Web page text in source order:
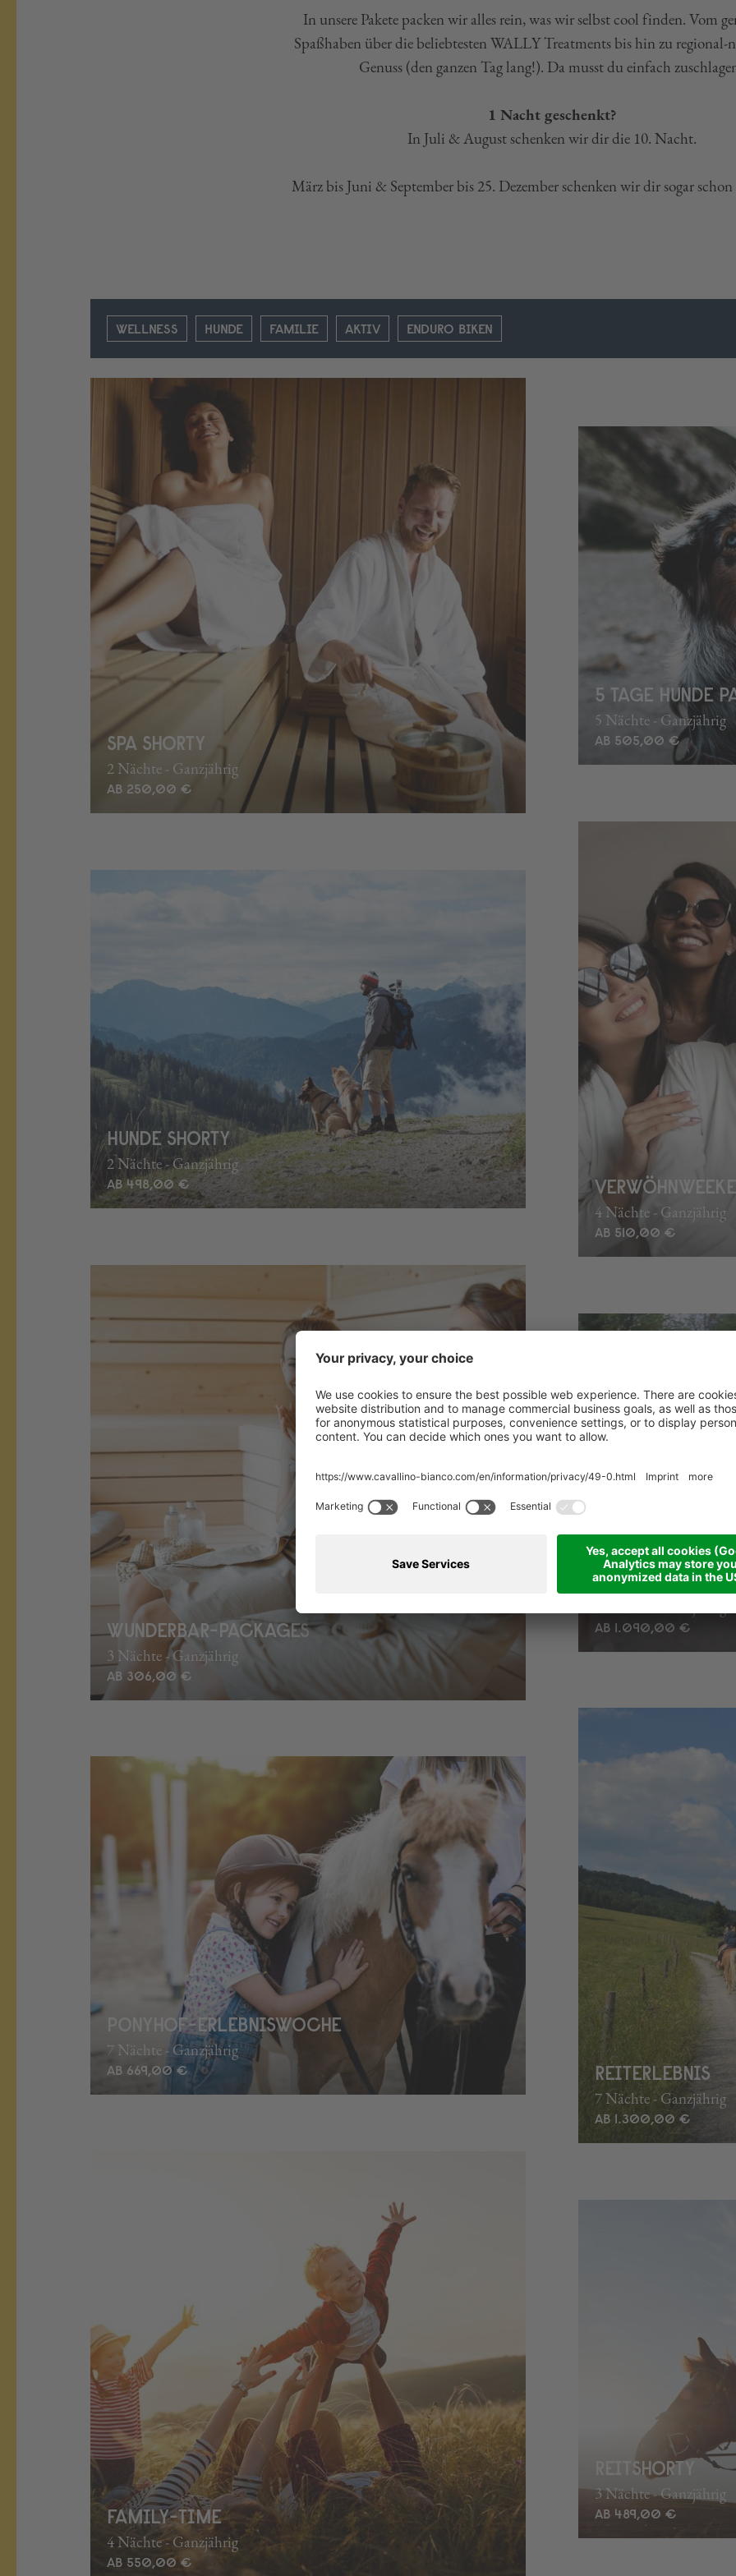
In unsere Pakete packen wir alles rein, was wir selbst cool finden. Vom
Spaßhaben über die beliebtesten WALLY Treatments bis hin zu regional-
Genuss (den ganzen Tag lang!). Da musst du einfach
1 Nacht geschenkt?
In Juli & August schenken wir dir die 10. Nacht.
März bis Juni & September bis 25. Dezember schenken wir dir sogar
WELLNESS HUNDE FAMILIE AKTIV ENDURO BIKEN
SPA SHORTY
2 Nächte - Ganzjährig
AB 250,00 €
5 TAGE HUNDE
5 Nächte - Ganzjährig
AB 505,00 €
HUNDE SHORTY
2 Nächte - Ganzjährig
AB 498,00 €
4 Nächte - Ganzjährig
AB 510,00 €
WUNDERBAR-PACKAGES
3 Nächte - Ganzjährig
AB 306,00 €
REITERLEBNIS
AB 1.090,00 €
PONYHOF-ERLEBNISWOCHE
7 Nächte - Ganzjährig
AB 669,00 € REITERLEBNIS
7 Nächte - Ganzjährig
AB 1.300,00 €
FAMILY-TIME
4 Nächte - Ganzjährig
AB 550,00 €
REITSHORTY
3 Nächte - Ganzjährig
AB 489,00 €